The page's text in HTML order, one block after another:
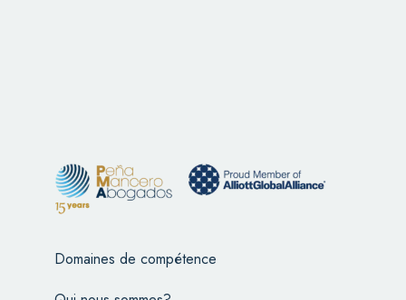
Domaines de compétence